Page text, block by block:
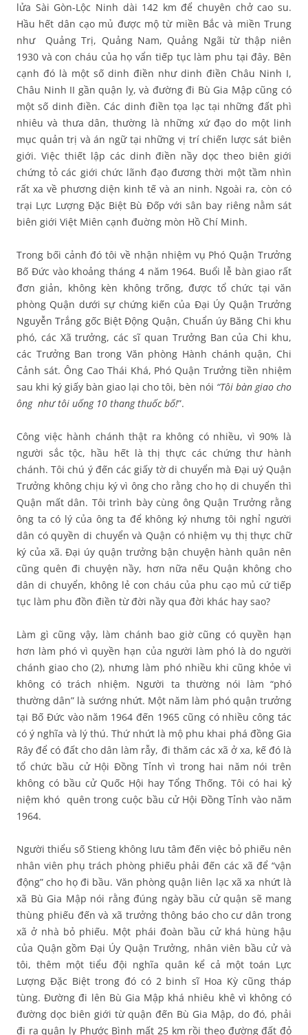
lửa Sài Gòn-Lộc Ninh dài 142 km để chuyên chở cao su.
Hầu hết dân cạo mủ được mộ từ miền Bắc và miền Trung
như Quảng Trị, Quảng Nam, Quảng Ngãi từ thập niên
1930 và con cháu của họ vẩn tiếp tục làm phu tại đây. Bên
cạnh đó là một số dinh điền như dinh điền Châu Ninh I,
Châu Ninh II gần quận lỵ, và đường đi Bù Gia Mập cũng có
một số dinh điền. Các dinh điền tọa lạc tại những đất phì
nhiêu và thưa dân, thường là những xứ đạo do một linh
mục quản trị và án ngữ tại những vị trí chiến lược sát biên
giới. Việc thiết lập các dinh điền nầy dọc theo biên giới
chứng tỏ các giới chức lãnh đạo đương thời một tầm nhìn
rất xa về phương diện kinh tế và an ninh. Ngoài ra, còn có
trại Lực Lượng Đặc Biệt Bù Đốp với sân bay riêng nằm sát
biên giới Việt Miên cạnh đuờng mòn Hồ Chí Minh.
Trong bối cảnh đó tôi về nhận nhiệm vụ Phó Quận Trưởng
Bố Đức vào khoảng tháng 4 năm 1964. Buổi lễ bàn giao rất
đơn giản, không kèn không trống, được tổ chức tại văn
phòng Quận dưới sự chứng kiến của Đại Úy Quận Trưởng
Nguyễn Trắng gốc Biệt Động Quận, Chuẩn úy Băng Chi khu
phó, các Xã trưởng, các sĩ quan Trưởng Ban của Chi khu,
các Trưởng Ban trong Văn phòng Hành chánh quận, Chi
Cảnh sát. Ông Cao Thái Khá, Phó Quận Trưởng tiền nhiệm
sau khi ký giấy bàn giao lại cho tôi, bèn nói “Tôi bàn giao cho
ông như tôi uống 10 thang thuốc bổ!”.
Công việc hành chánh thật ra không có nhiều, vì 90% là
người sắc tộc, hầu hết là thị thực các chứng thư hành
chánh. Tôi chú ý đến các giấy tờ di chuyển mà Đại uý Quận
Trưởng không chịu ký vì ông cho rằng cho họ di chuyển thì
Quận mất dân. Tôi trình bày cùng ông Quận Trưởng rằng
ông ta có lý của ông ta để không ký nhưng tôi nghỉ người
dân có quyền di chuyển và Quận có nhiệm vụ thị thực chữ
ký của xã. Đại úy quận trưởng bận chuyện hành quân nên
cũng quên đi chuyện nầy, hơn nữa nếu Quận không cho
dân di chuyển, không lẻ con cháu của phu cạo mủ cứ tiếp
tục làm phu đồn điền từ đời nầy qua đời khác hay sao?
Làm gì cũng vậy, làm chánh bao giờ cũng có quyền hạn
hơn làm phó vì quyền hạn của người làm phó là do người
chánh giao cho (2), nhưng làm phó nhiều khi cũng khỏe vì
không có trách nhiệm. Người ta thường nói làm “phó
thường dân” là sướng nhứt. Một năm làm phó quận trưởng
tại Bố Đức vào năm 1964 đến 1965 cũng có nhiều công tác
có ý nghĩa và lý thú. Thứ nhứt là mộ phu khai phá đồng Gia
Rây để có đất cho dân làm rẫy, đi thăm các xã ở xa, kế đó là
tổ chức bầu cử Hội Đồng Tỉnh vì trong hai năm nói trên
không có bầu cử Quốc Hội hay Tổng Thống. Tôi có hai kỷ
niệm khó quên trong cuộc bầu cử Hội Đồng Tỉnh vào năm
1964.
Người thiểu số Stieng không lưu tâm đến việc bỏ phiếu nên
nhân viên phụ trách phòng phiếu phải đến các xã để “vận
động” cho họ đi bầu. Văn phòng quận liên lạc xã xa nhứt là
xã Bù Gia Mập nói rằng đúng ngày bầu cử quận sẽ mang
thùng phiếu đến và xã trưởng thông báo cho cư dân trong
xã ở nhà bỏ phiếu. Một phái đoàn bầu cử khá hùng hậu
của Quận gồm Đại Úy Quận Trưởng, nhân viên bầu cử và
tôi, thêm một tiểu đội nghĩa quân kể cả một toán Lực
Lượng Đặc Biệt trong đó có 2 binh sĩ Hoa Kỳ cũng tháp
tùng. Đường đi lên Bù Gia Mập khá nhiêu khê vì không có
đường dọc biên giới từ quận đến Bù Gia Mập, do đó, phải
đi ra quận lỵ Phước Bình mất 25 km rồi theo đường đất đỏ